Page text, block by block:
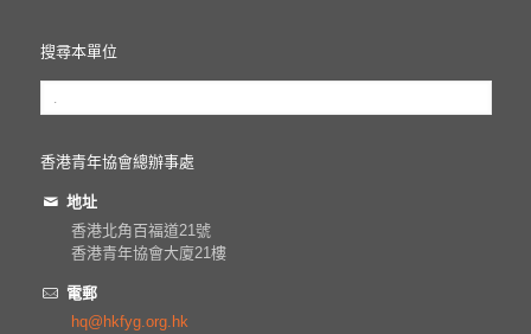
搜尋本單位
香港青年協會總辦事處
地址
香港北角百福道21號
香港青年協會大廈21樓
電郵
hq@hkfyg.org.hk